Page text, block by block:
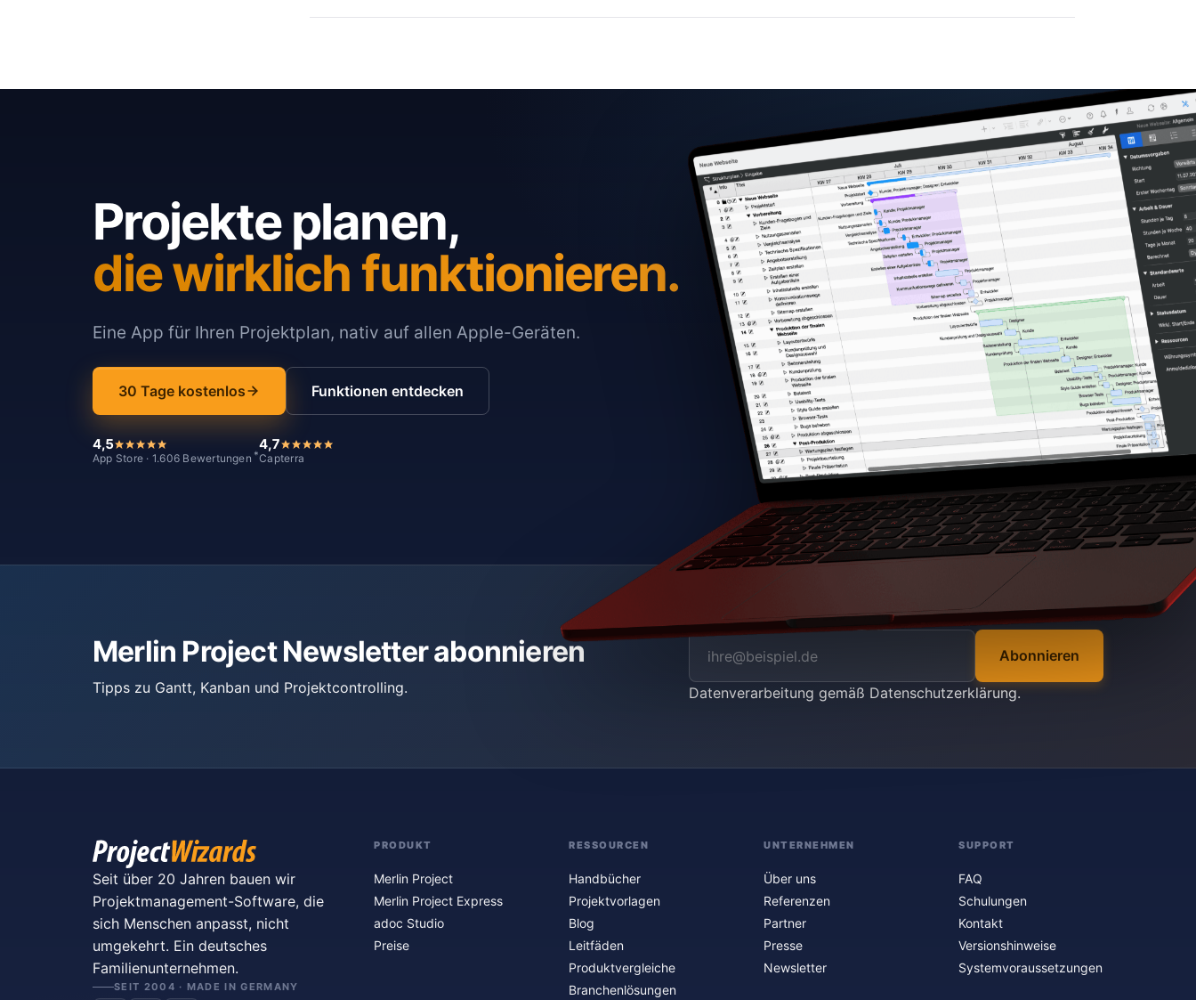
Projekte planen,
die wirklich funktionieren.
Eine App für Ihren Projektplan, nativ auf allen Apple-Geräten.
30 Tage kostenlos Funktionen entdecken
4,5
App Store · 1.606 Bewertungen *
4,7
Capterra
Merlin Project Newsletter abonnieren
Tipps zu Gantt, Kanban und Projektcontrolling.
Abonnieren
Datenverarbeitung gemäß Datenschutzerklärung.
Seit über 20 Jahren bauen wir
Projektmanagement-Software, die
sich Menschen anpasst, nicht
umgekehrt. Ein deutsches
Familienunternehmen.
SEIT 2004 · MADE IN GERMANY
PRODUKT
Merlin Project
Merlin Project Express
adoc Studio
Preise
RESSOURCEN
Handbücher
Projektvorlagen
Blog
Leitfäden
Produktvergleiche
Branchenlösungen
UNTERNEHMEN
Über uns
Referenzen
Partner
Presse
Newsletter
SUPPORT
FAQ
Schulungen
Kontakt
Versionshinweise
Systemvoraussetzungen